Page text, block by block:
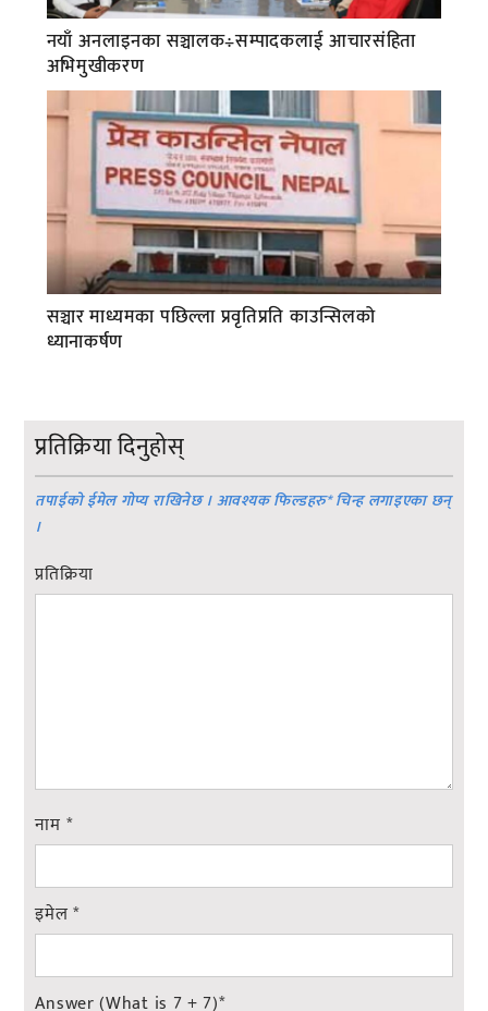
नयाँ अनलाइनका सञ्चालक÷सम्पादकलाई आचारसंहिता
अभिमुखीकरण
सञ्चार माध्यमका पछिल्ला प्रवृतिप्रति काउन्सिलको
ध्यानाकर्षण
प्रतिक्रिया दिनुहोस्
तपाईको ईमेल गोप्य राखिनेछ । आवश्यक फिल्डहरु*चिन्ह लगाइएका छन्
।
प्रतिक्रिया
नाम *
इमेल*
Answer (What is 7 + 7)*